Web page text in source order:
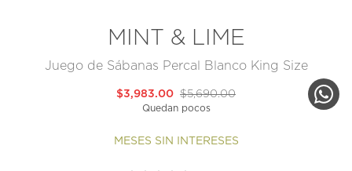
MINT & LIME
Juego de Sábanas Percal Blanco King Size
$5,690.00
$3,983.00
Quedan pocos
MESES SIN INTERESES